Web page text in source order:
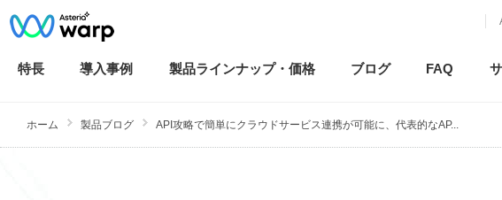
特長 導入事例 製品ラインナップ・ 価格 ブログ FAQ
ホーム 製品ブログ API攻略で簡単にクラウドサービス連携が可能に、代表的なAP...